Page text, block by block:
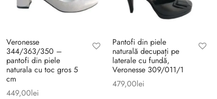
Veronesse
344/363/350 –
pantofi din piele
naturala cu toc gros 5
cm
449,00lei
Pantofi din piele
naturală decupați pe
laterale cu fundă,
Veronesse 309/011/1
479,00lei